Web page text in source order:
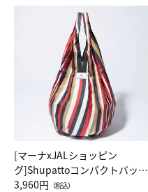
[マーナxJALショッピン
グ]Shupattoコンパクトバッグ
Drop JAL客室乗務員（LC）ス
3,960円 （税込）